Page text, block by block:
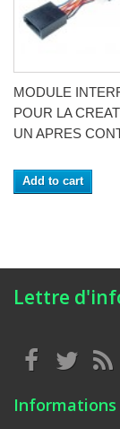
MODULE
POUR LA
UN APRES
Add to cart
Lettre
Informations